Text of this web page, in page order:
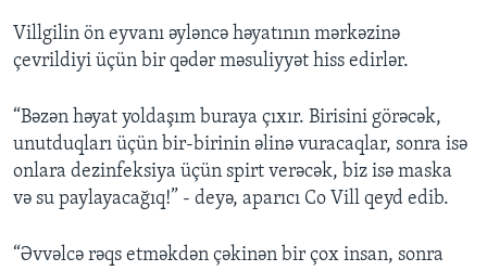
Villgilin ön eyvanı əyləncə həyatının mərkəzinə
çevrildiyi üçün bir qədər məsuliyyət hiss edirlər.
“Bəzən həyat yoldaşım buraya çıxır. Birisini görəcək,
unutduqları üçün bir-birinin əlinə vuracaqlar, sonra isə
onlara dezinfeksiya üçün spirt verəcək, biz isə maska
və su paylayacağıq!” - deyə, aparıcı Co Vill qeyd edib.
“Əvvəlcə rəqs etməkdən çəkinən bir çox insan, sonra